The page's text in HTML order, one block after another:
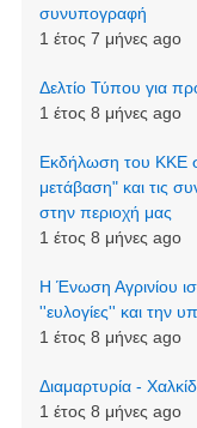
συνυπογραφή
1 έτος 7 μήνες ago
Δελτίο Τύπου για
1 έτος 8 μήνες ago
Εκδήλωση του ΚΚΕ
μετάβαση" και τις
στην περιοχή μας
1 έτος 8 μήνες ago
Η Ένωση Αγρινίου
''ευλογίες'' και την
1 έτος 8 μήνες ago
Διαμαρτυρία -
1 έτος 8 μήνες ago